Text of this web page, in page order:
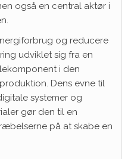
også en central aktør i
og reducere
udviklet sig fra en
i den
Dens evne til
systemer og
gør den til en
på at skabe en